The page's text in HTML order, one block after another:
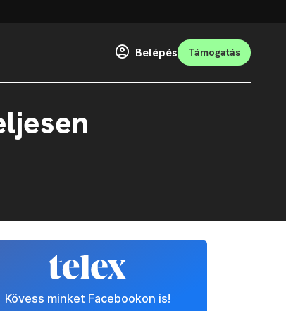
Belépés Támogatás
Kövess minket Facebookon is!